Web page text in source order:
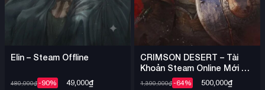
Elin – Steam Offline
480,000₫-90% 49,000₫
CRIMSON DESERT – Tài
Khoản Steam Online Mới +
1,390,000₫-64% 500,000₫